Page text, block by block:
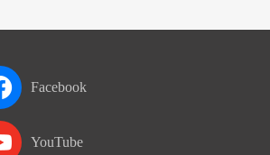
Facebook
YouTube